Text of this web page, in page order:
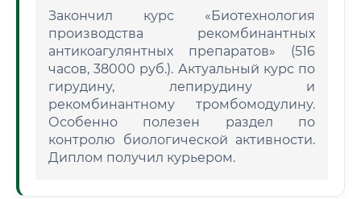
Закончил курс «Биотехнология
производства рекомбинантных
антикоагулянтных препаратов» (516
часов, 38000 руб.). Актуальный курс по
гирудину, лепирудину и
рекомбинантному тромбомодулину.
Особенно полезен раздел по
контролю биологической активности.
Диплом получил курьером.